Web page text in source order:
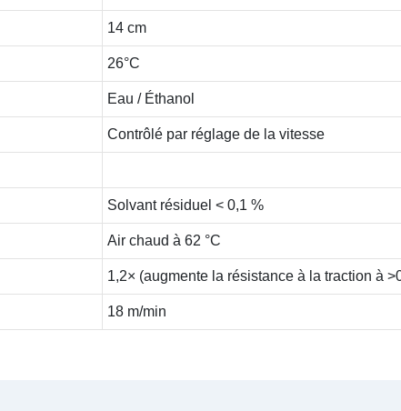
14 cm
26°C
Eau / Éthanol
Contrôlé par réglage de la vitesse
Solvant résiduel < 0,1 %
Air chaud à 62 °C
1,2× (augmente la résistance à la traction à
18 m/min